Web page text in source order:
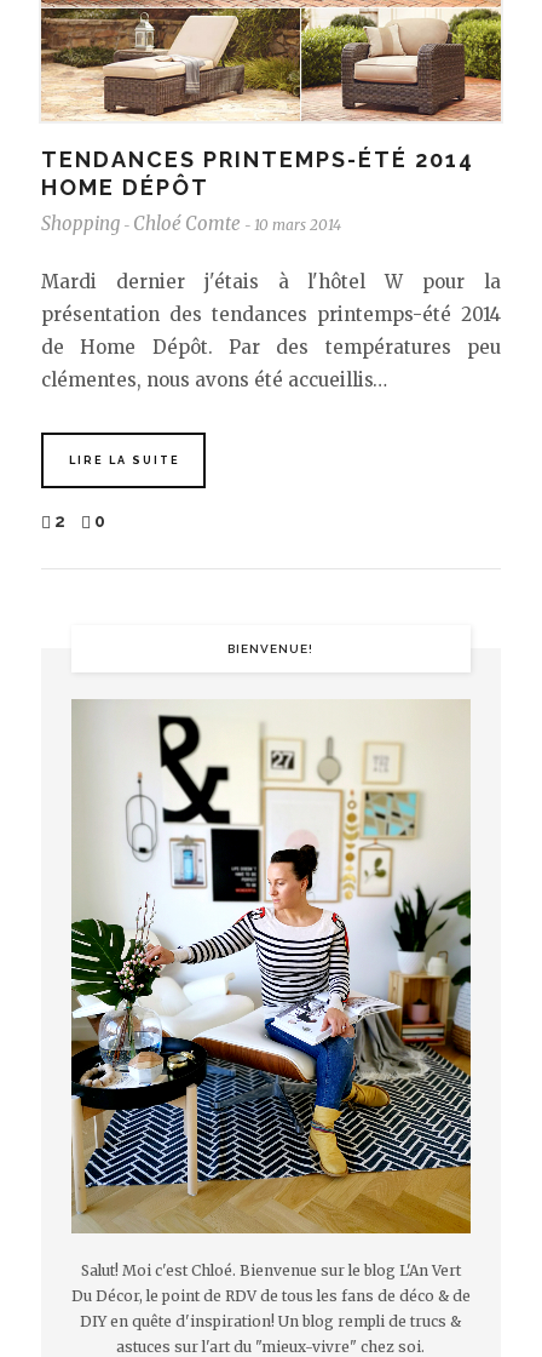
TENDANCES PRINTEMPS-ÉTÉ 2014
HOME DÉPÔT
Shopping - Chloé Comte - 10 mars 2014
Mardi dernier j'étais à l'hôtel W pour la
présentation des tendances printemps-été 2014
de Home Dépôt. Par des températures peu
clémentes, nous avons été accueillis…
LIRE LA SUITE
2 0
BIENVENUE!
Salut! Moi c'est Chloé. Bienvenue sur le blog L'An Vert
Du Décor, le point de RDV de tous les fans de déco & de
DIY en quête d'inspiration! Un blog rempli de trucs &
astuces sur l'art du "mieux-vivre" chez soi.